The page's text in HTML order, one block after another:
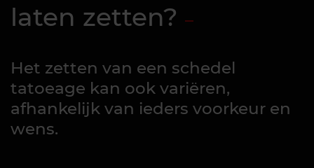
laten zetten?
Het zetten van een schedel
tatoeage kan ook variëren,
afhankelijk van ieders voorkeur en
wens.